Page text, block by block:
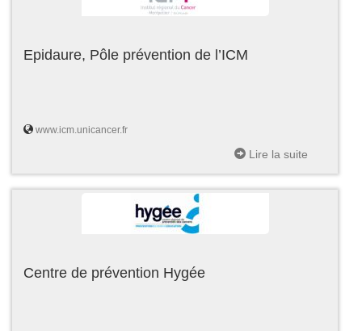
Epidaure, Pôle prévention de l’ICM
www.icm.unicancer.fr
Lire la suite
Centre de prévention Hygée